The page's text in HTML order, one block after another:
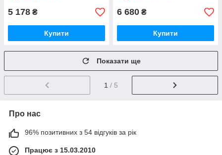
5 178 ₴
Купити
6 680 ₴
Купити
Показати ще
1 / 5
Про нас
96% позитивних з 54 відгуків за рік
Працює з 15.03.2010